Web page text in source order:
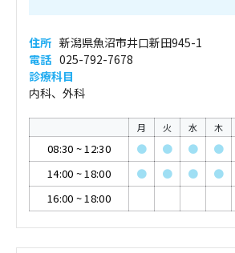
住所 新潟県魚沼市井口新田945-1
電話 025-792-7678
診療科目
内科、外科
月 火 水 木
08:30 ~12:30 ● ● ● ●
14:00 ~18:00 ● ● ●
●
16:00 ~18:00